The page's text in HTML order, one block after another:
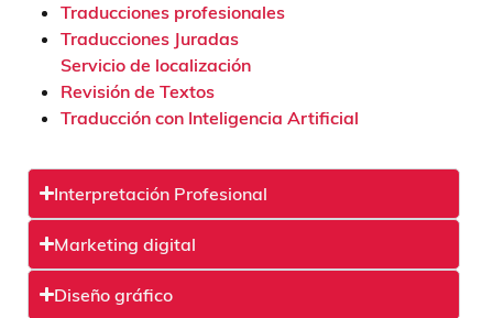
Traducciones profesionales
Traducciones Juradas
Servicio de localización
Revisión de Textos
Traducción con Inteligencia Artificial
Interpretación Profesional
Marketing digital
Diseño gráfico